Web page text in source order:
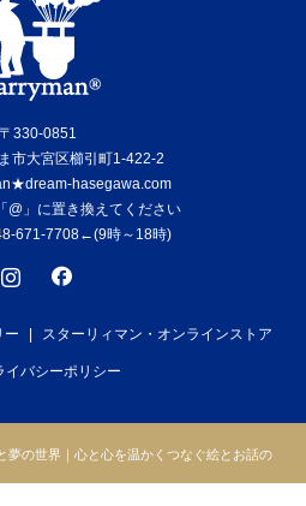
〒330-0851
市大宮区櫛引町1-422-2
hasegawa.com
」に置き換えてください
671-7708←(9時～18時)
ー スターリィマン・オンラインストア
イバシーポリシー
夢の世界｜心と心を温かくつなぐ絵とお話の